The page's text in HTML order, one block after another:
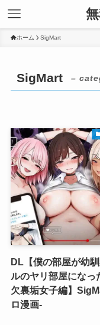
ホーム SigMart
SigMart –
DL【僕の部屋が幼
ルのヤリ部屋になっ
欠裏垢女子編】
ロ漫画-